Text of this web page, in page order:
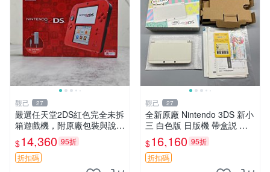
觀己 27
嚴選任天堂2DS紅色完全未拆
箱遊戲機，附原廠包裝與說明
書 3DS掌機 日版 Nintendo嚴
選推薦 日文版 2DSLL
$14,360 95折
折扣碼
觀己 27
全新原廠 Nintendo 3DS 新小
三 白色版 日版機 帶盒説 顯
示正常 自用成色好 適合收藏
屏稍黃 NEW3DS 功能正常
屏幕良好 可玩機
$16,160 95折
折扣碼